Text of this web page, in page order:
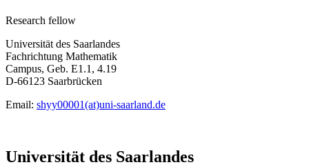
Research fellow
Universität des Saarlandes
Fachrichtung Mathematik
Campus, Geb. E1.1, 4.19
D-66123 Saarbrücken
Email: shyy00001(at)uni-saarland.de
Universität des Saarlandes